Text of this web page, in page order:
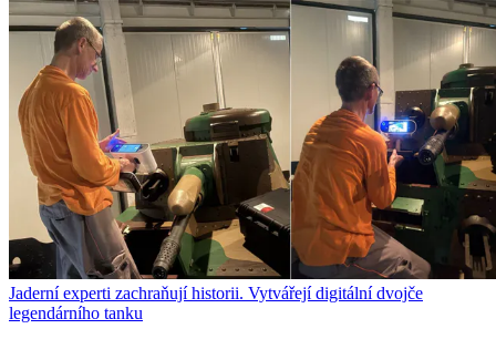
Jaderní experti zachraňují historii. Vytvářejí digitální dvojče
legendárního tanku